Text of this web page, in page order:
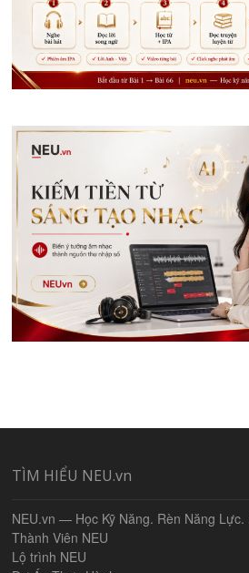
TÌM HIỂU NEU.vn
NEU.vn — Học Kỹ Năng. Rèn Năng Lực.
Thành Viên NEU
Lộ trình NEU